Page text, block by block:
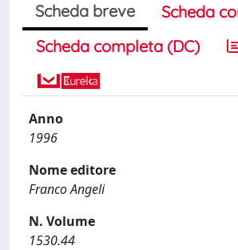
Scheda breve
Scheda
Scheda completa (DC)
Anno
1996
Nome editore
Franco Angeli
N. Volume
1530.44